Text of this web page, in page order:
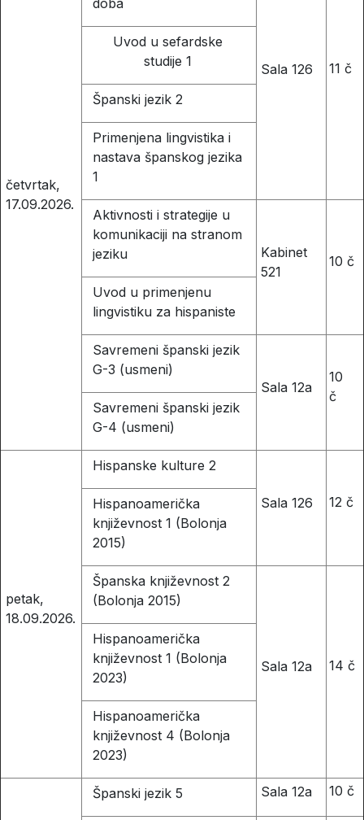
četvrtak,
17.09.2026.
doba
Sala 126 11 č
Uvod u sefardske
studije 1
Španski jezik 2
Primenjena lingvistika i
nastava španskog jezika
1
Aktivnosti i strategije u
komunikaciji na stranom
jeziku
Kabinet
521
10 č
Uvod u primenjenu
lingvistiku za hispaniste
Savremeni španski jezik
G-3 (usmeni)
Sala 12a
10
č
Savremeni španski jezik
G-4 (usmeni)
petak,
18.09.2026.
Hispanske kulture 2
Sala 126 12 č
Hispanoamerička
književnost 1 (Bolonja
2015)
Španska književnost 2
(Bolonja 2015)
Sala 12a 14 č
Hispanoamerička
književnost 1 (Bolonja
2023)
Hispanoamerička
književnost 4 (Bolonja
2023)
Španski jezik 5 Sala 12a 10 č